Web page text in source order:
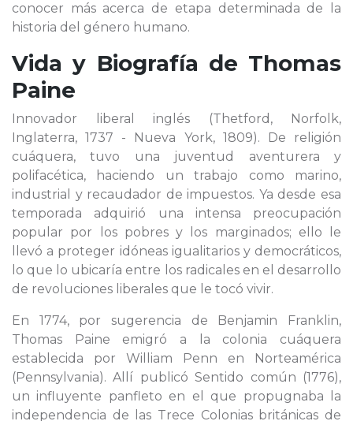
conocer más acerca de etapa determinada de la
historia del género humano.
Vida y Biografía de Thomas
Paine
Innovador liberal inglés (Thetford, Norfolk,
Inglaterra, 1737 - Nueva York, 1809). De religión
cuáquera, tuvo una juventud aventurera y
polifacética, haciendo un trabajo como marino,
industrial y recaudador de impuestos. Ya desde esa
temporada adquirió una intensa preocupación
popular por los pobres y los marginados; ello le
llevó a proteger idóneas igualitarios y democráticos,
lo que lo ubicaría entre los radicales en el desarrollo
de revoluciones liberales que le tocó vivir.
En 1774, por sugerencia de Benjamin Franklin,
Thomas Paine emigró a la colonia cuáquera
establecida por William Penn en Norteamérica
(Pennsylvania). Allí publicó Sentido común (1776),
un influyente panfleto en el que propugnaba la
independencia de las Trece Colonias británicas de